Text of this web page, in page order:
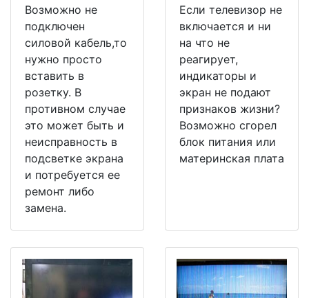
Возможно не
подключен
силовой кабель,то
нужно просто
вставить в
розетку. В
противном случае
это может быть и
неисправность в
подсветке экрана
и потребуется ее
ремонт либо
замена.
Если телевизор не
включается и ни
на что не
реагирует,
индикаторы и
экран не подают
признаков жизни?
Возможно сгорел
блок питания или
материнская плата